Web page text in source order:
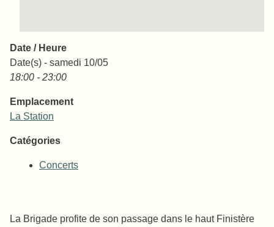
Date / Heure
Date(s) - samedi 10/05
18:00 - 23:00
Emplacement
La Station
Catégories
Concerts
La Brigade profite de son passage dans le haut Finistère